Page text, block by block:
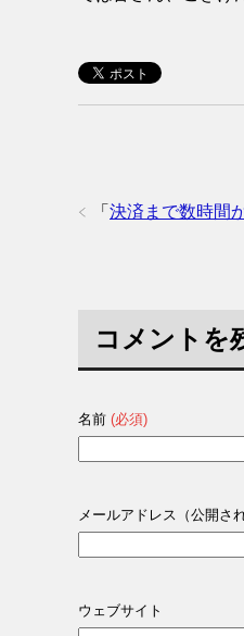
「 決済まで数時間
コメントを
名前 (必須)
メールアドレス（公開さ
ウェブサイト